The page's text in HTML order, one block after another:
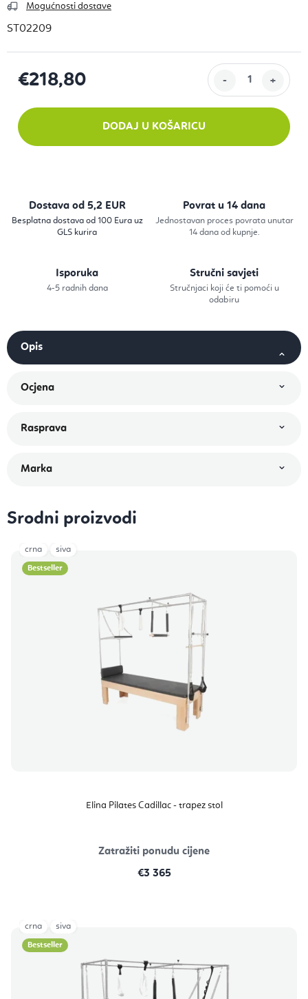
Mogućnosti dostave
ST02209
€218,80
DODAJ U KOŠARICU
Dostava od 5,2 EUR
Besplatna dostava od 100 Eura uz
GLS kurira
Povrat u 14 dana
Jednostavan proces povrata unutar
14 dana od kupnje.
Isporuka
4-5 radnih dana
Stručni savjeti
Stručnjaci koji će ti pomoći u
odabiru
Srodni proizvodi
Bestseller
Elina Pilates Cadillac - trapez stol
Zatražiti ponudu cijene
€3 365
crna siva
Bestseller
crna siva